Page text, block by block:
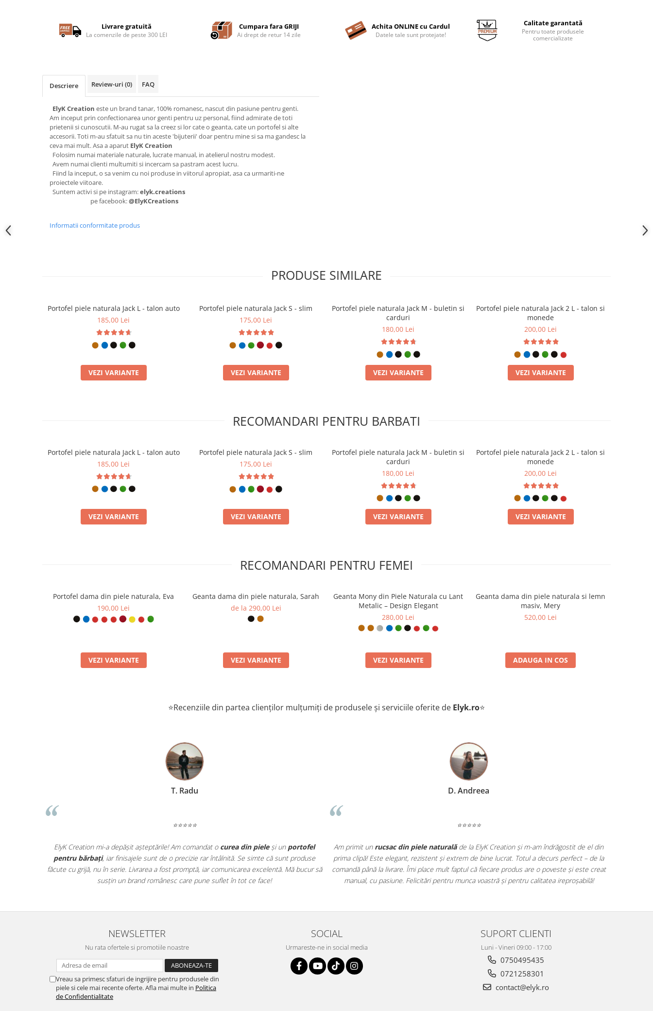
Livrare gratuită
La comenzile de peste 300 LEI
Cumpara fara GRIJI
Ai drept de retur 14 zile
Achita ONLINE cu Cardul
Datele tale sunt protejate!
Calitate garantată
Pentru toate produsele
comercializate
Descriere Review-uri (0) FAQ
ElyK Creation este un brand tanar, 100% romanesc, nascut din pasiune pentru genti.
Am inceput prin confectionarea unor genti pentru uz personal, fiind admirate de toti
prietenii si cunoscutii. M-au rugat sa la creez si lor cate o geanta, cate un portofel si alte
accesorii. Toti m-au sfatuit sa nu tin aceste 'bijuterii' doar pentru mine si sa ma gandesc la
ceva mai mult. Asa a aparut ElyK Creation
Folosim numai materiale naturale, lucrate manual, in atelierul nostru modest.
Avem numai clienti multumiti si incercam sa pastram acest lucru.
Fiind la inceput, o sa venim cu noi produse in viitorul apropiat, asa ca urmariti-ne
proiectele viitoare.
Suntem activi si pe instagram:elyk.creations
pe facebook:@ElyKCreations
Informatii conformitate produs
PRODUSE SIMILARE
Portofel piele naturala Jack L - talon auto
185,00 Lei
VEZI VARIANTE
Portofel piele naturala Jack S - slim
175,00 Lei
VEZI VARIANTE
Portofel piele naturala Jack M - buletin si
carduri
180,00 Lei
VEZI VARIANTE
Portofel piele naturala Jack 2 L - talon si
monede
200,00 Lei
VEZI VARIANTE
RECOMANDARI PENTRU BARBATI
Portofel piele naturala Jack L - talon auto
185,00 Lei
VEZI VARIANTE
Portofel piele naturala Jack S - slim
175,00 Lei
VEZI VARIANTE
Portofel piele naturala Jack M - buletin si
carduri
180,00 Lei
VEZI VARIANTE
Portofel piele naturala Jack 2 L - talon si
monede
200,00 Lei
VEZI VARIANTE
RECOMANDARI PENTRU FEMEI
Portofel dama din piele naturala, Eva
190,00 Lei
VEZI VARIANTE
Geanta dama din piele naturala, Sarah
de la 290,00 Lei
VEZI VARIANTE
Geanta Mony din Piele Naturala cu Lant
Metalic – Design Elegant
280,00 Lei
VEZI VARIANTE
Geanta dama din piele naturala si lemn
masiv, Mery
520,00 Lei
ADAUGA IN COS
⭐Recenziile din partea clienților mulțumiți de produsele și serviciile oferite de Elyk.ro⭐
T. Radu
⭐⭐⭐⭐⭐
ElyK Creation mi-a depășit așteptările! Am comandat o curea din pieleși un portofel
pentru bărbați, iar finisajele sunt de o precizie rar întâlnită. Se simte că sunt produse
făcute cu grijă, nu în serie. Livrarea a fost promptă, iar comunicarea excelentă. Mă bucur să
susțin un brand românesc care pune suflet în tot ce face!
D. Andreea
⭐⭐⭐⭐⭐
Am primit un rucsac din piele naturalăde la ElyK Creation și m-am îndrăgostit de el din
prima clipă! Este elegant, rezistent și extrem de bine lucrat. Totul a decurs perfect – de la
comandă până la livrare. Îmi place mult faptul că fiecare produs are o poveste și este creat
manual, cu pasiune. Felicitări pentru munca voastră și pentru calitatea ireproșabilă!
NEWSLETTER
Nu rata ofertele si promotiile noastre
Vreau sa primesc sfaturi de ingrijire pentru produsele din
piele si cele mai recente oferte. Afla mai multe in Politica
de Confidentialitate
SOCIAL
Urmareste-ne in social media
SUPORT CLIENTI
Luni - Vineri 09:00 - 17:00
0750495435
0721258301
contact@elyk.ro